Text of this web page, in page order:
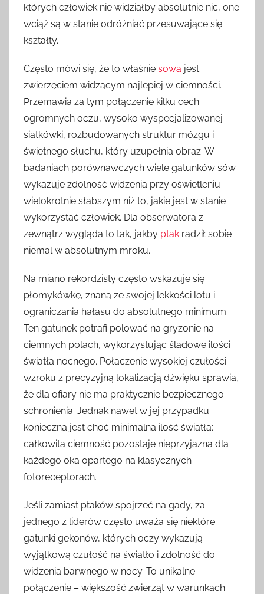
których człowiek nie widziałby absolutnie nic, one
wciąż są w stanie odróżniać przesuwające się
kształty.
Często mówi się, że to właśnie sowa jest
zwierzęciem widzącym najlepiej w ciemności.
Przemawia za tym połączenie kilku cech:
ogromnych oczu, wysoko wyspecjalizowanej
siatkówki, rozbudowanych struktur mózgu i
świetnego słuchu, który uzupełnia obraz. W
badaniach porównawczych wiele gatunków sów
wykazuje zdolność widzenia przy oświetleniu
wielokrotnie słabszym niż to, jakie jest w stanie
wykorzystać człowiek. Dla obserwatora z
zewnątrz wygląda to tak, jakby ptak radził sobie
niemal w absolutnym mroku.
Na miano rekordzisty często wskazuje się
płomykówkę, znaną ze swojej lekkości lotu i
ograniczania hałasu do absolutnego minimum.
Ten gatunek potrafi polować na gryzonie na
ciemnych polach, wykorzystując śladowe ilości
światła nocnego. Połączenie wysokiej czułości
wzroku z precyzyjną lokalizacją dźwięku sprawia,
że dla ofiary nie ma praktycznie bezpiecznego
schronienia. Jednak nawet w jej przypadku
konieczna jest choć minimalna ilość światła;
całkowita ciemność pozostaje nieprzyjazna dla
każdego oka opartego na klasycznych
fotoreceptorach.
Jeśli zamiast ptaków spojrzeć na gady, za
jednego z liderów często uważa się niektóre
gatunki gekonów, których oczy wykazują
wyjątkową czułość na światło i zdolność do
widzenia barwnego w nocy. To unikalne
połączenie – większość zwierząt w warunkach